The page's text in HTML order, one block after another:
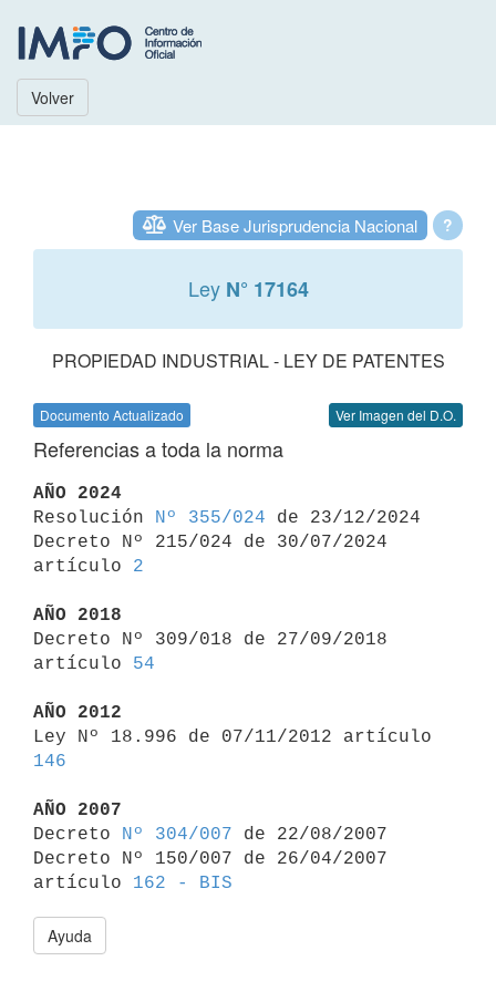
Volver
?
Ver Base Jurisprudencia Nacional
Ley N° 17164
PROPIEDAD INDUSTRIAL - LEY DE PATENTES
Documento Actualizado Ver Imagen del D.O.
Referencias a toda la norma
AÑO 2024
Resolución
Nº 355/024 de 23/12/2024
Decreto Nº 215/024 de 30/07/2024
artículo 2
AÑO 2018
Decreto Nº 309/018 de 27/09/2018
artículo 54
AÑO 2012
146
AÑO 2007
Decreto
Nº 304/007 de 22/08/2007
Decreto Nº 150/007 de 26/04/2007
artículo 162 - BIS
Ayuda